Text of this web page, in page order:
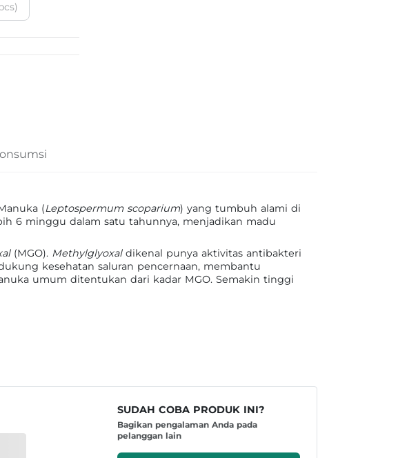
(Leptospermum scoparium) yang tumbuh alami di
6 minggu dalam satu tahunnya, menjadikan madu
(MGO). Methylglyoxal dikenal punya aktivitas antibakteri
kesehatan saluran pencernaan, membantu
umum ditentukan dari kadar MGO. Semakin tinggi
SUDAH COBA PRODUK INI?
Bagikan pengalaman Anda pada
pelanggan lain